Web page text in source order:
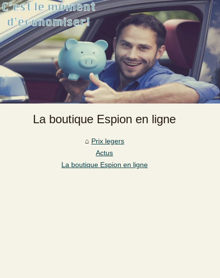
La boutique Espion en ligne
Prix legers
Actus
La boutique Espion en ligne